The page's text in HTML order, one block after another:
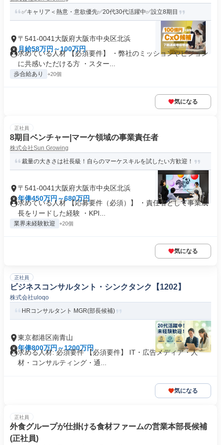
✅キャリア＜熱意・意欲優先✅20代30代活躍中✅設立8期目
〒541-0041大阪府大阪市中央区北浜
月給58万円～100万円
求めている人材 【必須要件】 ・弊社のミッションやビジョン
に共感いただける方 ・スター...
歩合給あり +20個
気になる
正社員
8期目ベンチャー|マーケ領域の事業責任者
株式会社Sun Growing
裁量の大きさは社長級！自らのマーケスキルを試したい方歓迎！
〒541-0041大阪府大阪市中央区北浜
年俸450万円～680万円
求めている人材 【応募要件（必須）】 ・責任者として事業成
長をリードした経験 ・KPI...
業界未経験歓迎 +20個
気になる
正社員
ビジネスコンサルタント・シンクタンク【1202】
株式会社uloqo
HRコンサルタント MGR(部長候補)
東京都港区南青山
年俸800万円～1200万円
求める人材: 必須要件 【必須要件】 IT・広告メディア・人
材・コンサルティング・通...
気になる
正社員
外食グループが仕掛ける食材ファームの営業本部長候補
(正社員)